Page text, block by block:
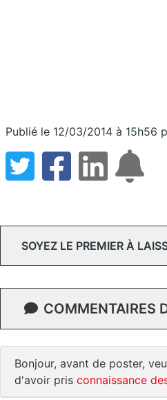
Publié le 12/03/2014 à 15h56
SOYEZ LE PREMIER À
COMMENTAIRES
Bonjour, avant de poster,
d'avoir pris connaissance